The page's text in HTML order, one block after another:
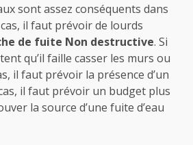
sont assez conséquents dans
il faut prévoir de lourds
de fuite Non destructive. Si
qu’il faille casser les murs ou
il faut prévoir la présence d’un
il faut prévoir un budget plus
la source d’une fuite d’eau